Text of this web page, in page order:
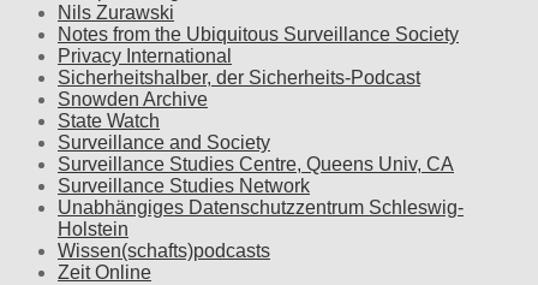
Nils Zurawski
Notes from the Ubiquitous Surveillance Society
Privacy International
Sicherheitshalber, der Sicherheits-Podcast
Snowden Archive
State Watch
Surveillance and Society
Surveillance Studies Centre, Queens Univ, CA
Surveillance Studies Network
Unabhängiges Datenschutzzentrum Schleswig-
Holstein
Wissen(schafts)podcasts
Zeit Online